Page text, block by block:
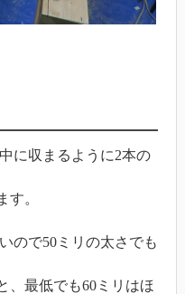
に収まるように2本の
す。
ので50ミリの太さでも
、最低でも60ミリはほ